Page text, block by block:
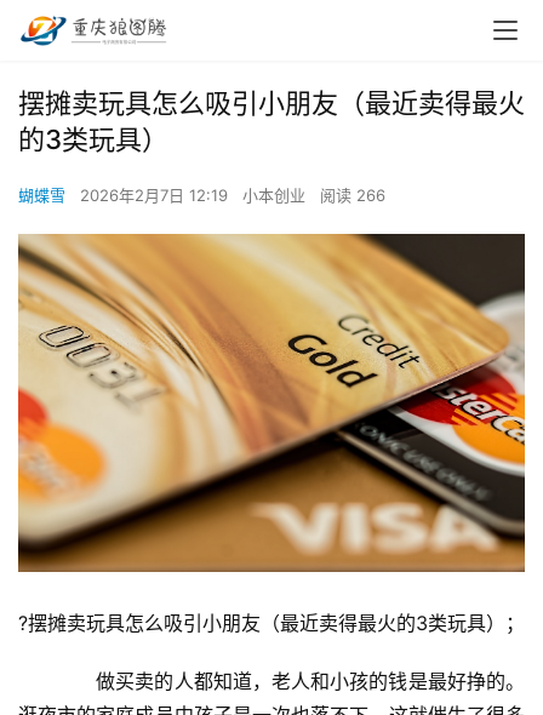
摆摊卖玩具怎么吸引小朋友（最近卖得最火
的3类玩具）
蝴蝶雪 2026年2月7日 12:19 小本创业 阅读 266
?摆摊卖玩具怎么吸引小朋友（最近卖得最火的3类玩具）；
做买卖的人都知道，老人和小孩的钱是最好挣的。